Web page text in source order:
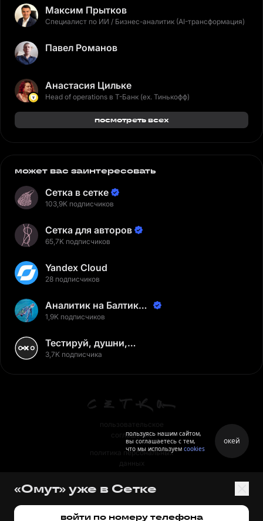
Максим Прытков
Специалист по ИИ / Бизнес-аналитик (AI-трансформация)
Павел Романов
Анастасия Цильке
Head of operations в Т-Банк (ex. Тинькофф)
посмотреть всех
может вас заинтересовать
Сетка в сетке
103,9K подписчиков
Сетка для авторов
65,7K подписчиков
Yandex Cloud
28 подписчиков
Аналитик на Балтике |
Неверов Станислав
1,9K подписчиков
Тестируй, душни,
наслаждайся
3,7K подписчика
пользовательское
соглашение
политика персональных
данных
«Омут» уже в Сетке
войти по номеру телефона
пользуясь нашим сайтом,
вы соглашаетесь с тем,
что мы используем cookies
окей